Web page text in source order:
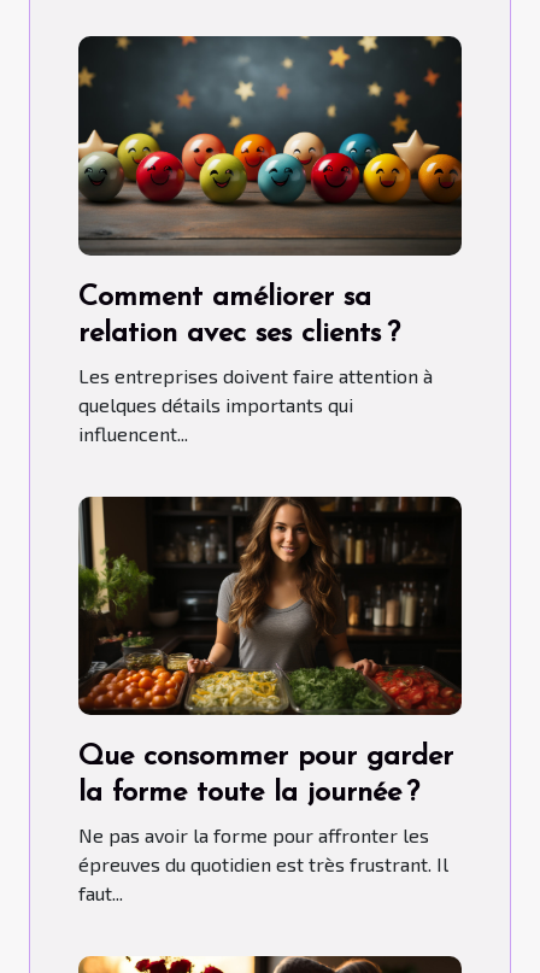
Comment améliorer sa
relation avec ses clients ?
Les entreprises doivent faire attention à
quelques détails importants qui
influencent...
Que consommer pour garder
la forme toute la journée ?
Ne pas avoir la forme pour affronter les
épreuves du quotidien est très frustrant. Il
faut...